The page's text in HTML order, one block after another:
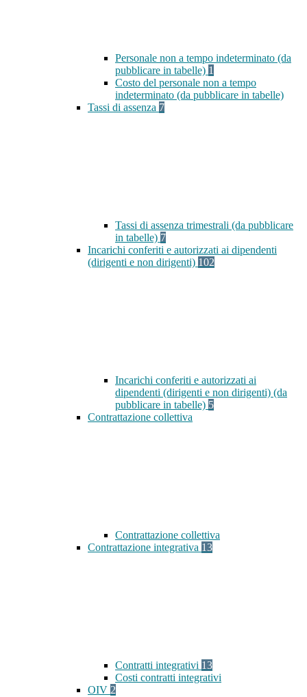
Personale non a tempo indeterminato (da
pubblicare in tabelle) 1
Costo del personale non a tempo
indeterminato (da pubblicare in tabelle)
Tassi di assenza 7
Tassi di assenza trimestrali (da pubblicare
in tabelle) 7
Incarichi conferiti e autorizzati ai dipendenti
(dirigenti e non dirigenti) 102
Incarichi conferiti e autorizzati ai
dipendenti (dirigenti e non dirigenti) (da
pubblicare in tabelle) 5
Contrattazione collettiva
Contrattazione collettiva
Contrattazione integrativa 13
Contratti integrativi 13
Costi contratti integrativi
OIV 2